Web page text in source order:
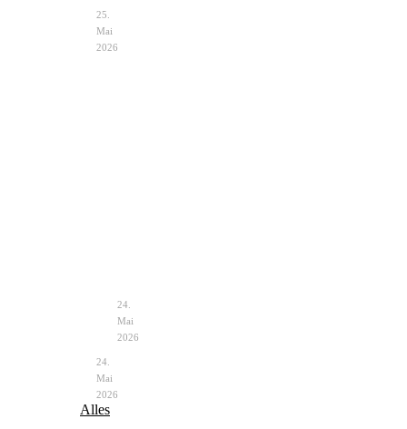
25.
Mai
2026
Deko
24.
Mai
2026
24.
Mai
2026
Alles